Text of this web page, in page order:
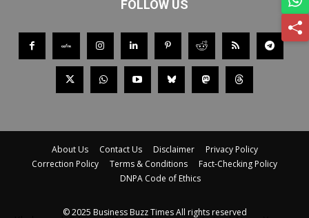
FOLLOW US
About Us Contact Us Disclaimer
Privacy Policy
Correction Policy
Terms & Conditions
Fact-Checking Policy
DNPA Code of Ethics
© 2025 Business Buzz Times All rights reserved